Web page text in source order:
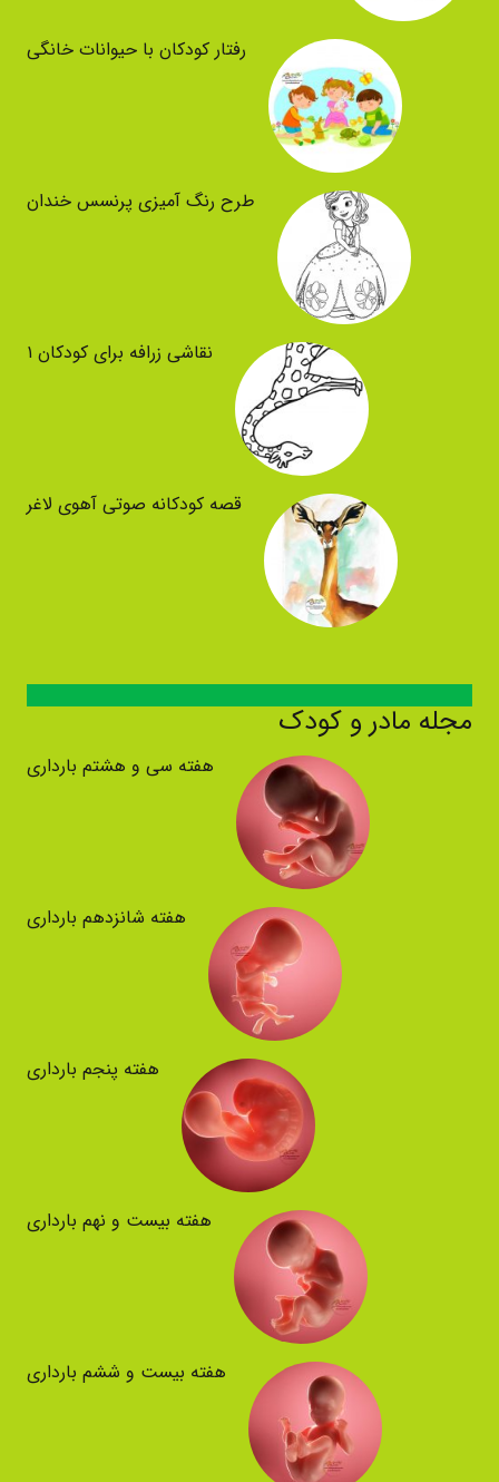
رفتار کودکان با حیوانات خانگی
طرح رنگ آمیزی پرنسس خندان
نقاشی زرافه برای کودکان ۱
قصه کودکانه صوتی آهوی لاغر
مجله مادر و کودک
هفته سی و هشتم بارداری
هفته شانزدهم بارداری
هفته پنجم بارداری
هفته بیست و نهم بارداری
هفته بیست و ششم بارداری